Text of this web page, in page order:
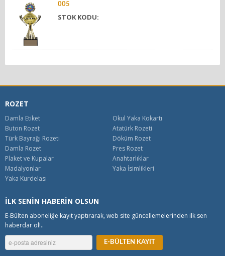
005
STOK KODU:
ROZET
Damla Etiket
Okul Yaka Kokartı
Buton Rozet
Atatürk Rozeti
Türk Bayrağı Rozeti
Döküm Rozet
Damla Rozet
Pres Rozet
Plaket ve Kupalar
Anahtarlıklar
Madalyonlar
Yaka İsimlikleri
Yaka Kurdelası
İLK SENİN HABERİN OLSUN
E-Bülten aboneliğe kayıt yaptırarak, web site güncellemelerinden ilk sen
haberdar ol!..